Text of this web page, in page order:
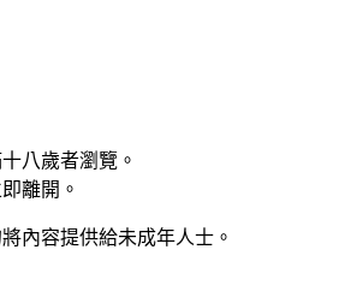
八歲者瀏覽。
離開。
內容提供給未成年人士。